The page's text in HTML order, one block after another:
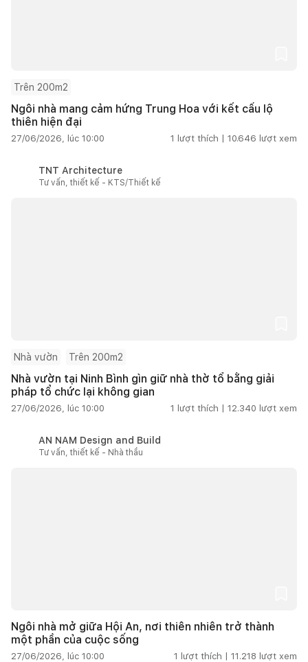
Trên 200m2
Ngôi nhà mang cảm hứng Trung Hoa với kết cấu lộ
thiên hiện đại
27/06/2026, lúc 10:00 1 lượt thích | 10.646 lượt xem
TNT Architecture
Tư vấn, thiết kế - KTS/Thiết kế
Nhà vườn Trên 200m2
Nhà vườn tại Ninh Bình gìn giữ nhà thờ tổ bằng giải
pháp tổ chức lại không gian
27/06/2026, lúc 10:00 1 lượt thích | 12.340 lượt xem
AN NAM Design and Build
Tư vấn, thiết kế - Nhà thầu
Ngôi nhà mở giữa Hội An, nơi thiên nhiên trở thành
một phần của cuộc sống
27/06/2026, lúc 10:00 1 lượt thích | 11.218 lượt xem